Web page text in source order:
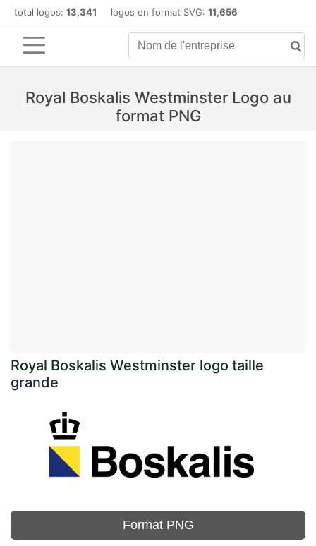
total logos: 13,341 logos en format SVG: 11,656
Royal Boskalis Westminster Logo au
format PNG
Royal Boskalis Westminster logo taille
grande
Format PNG